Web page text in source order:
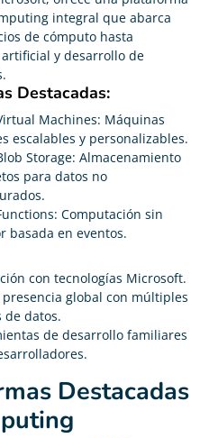
integral que abarca
de cómputo hasta
y desarrollo de
Destacadas:
Machines: Máquinas
escalables y personalizables.
Storage: Almacenamiento
para datos no
Computación sin
basada en eventos.
con tecnologías Microsoft.
global con múltiples
de datos.
de desarrollo familiares
Destacadas